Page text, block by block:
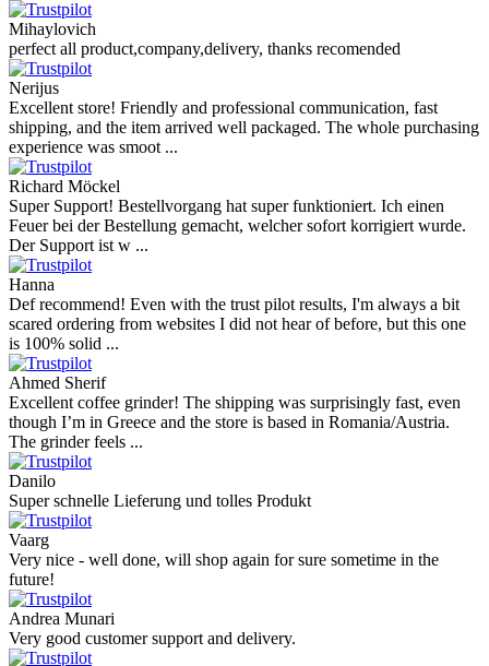
Mihaylovich
perfect all product,company,delivery, thanks recomended
Nerijus
Excellent store! Friendly and professional communication, fast
shipping, and the item arrived well packaged. The whole purchasing
experience was smoot ...
Richard Möckel
Super Support! Bestellvorgang hat super funktioniert. Ich einen
Feuer bei der Bestellung gemacht, welcher sofort korrigiert wurde.
Der Support ist w ...
Hanna
Def recommend! Even with the trust pilot results, I'm always a bit
scared ordering from websites I did not hear of before, but this one
is 100% solid ...
Ahmed Sherif
Excellent coffee grinder! The shipping was surprisingly fast, even
though I’m in Greece and the store is based in Romania/Austria.
The grinder feels ...
Danilo
Super schnelle Lieferung und tolles Produkt
Vaarg
Very nice - well done, will shop again for sure sometime in the
future!
Andrea Munari
Very good customer support and delivery.